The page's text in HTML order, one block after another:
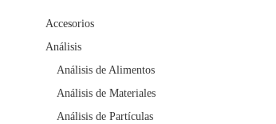
Accesorios
Análisis
Análisis de Alimentos
Análisis de Materiales
Análisis de Partículas